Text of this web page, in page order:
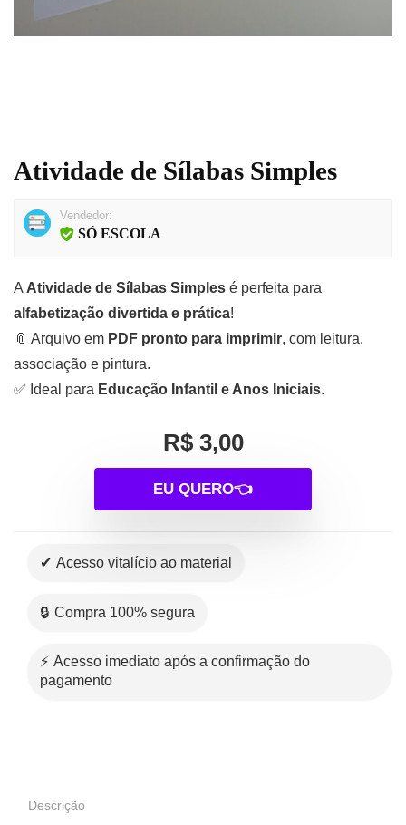
Atividade de Sílabas Simples
Vendedor:
SÓ ESCOLA
A Atividade de Sílabas Simples é perfeita para
alfabetização divertida e prática!
📎 Arquivo em PDF pronto para imprimir, com leitura,
associação e pintura.
✅ Ideal para Educação Infantil e Anos Iniciais.
R$ 3,00
EU QUERO👈
✔ Acesso vitalício ao material
🔒 Compra 100% segura
⚡ Acesso imediato após a confirmação do
pagamento
Descrição